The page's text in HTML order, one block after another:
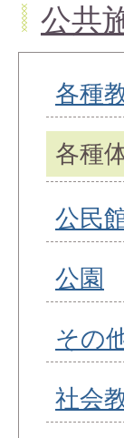
公共
各種
各種
公民
公園
その
社会